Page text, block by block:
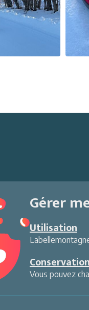
Gérer
Utilisation
Vous pouvez